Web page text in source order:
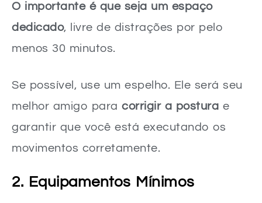
O importante é que seja um espaço
dedicado, livre de distrações por pelo
menos 30 minutos.
Se possível, use um espelho. Ele será seu
melhor amigo para corrigir a postura e
garantir que você está executando os
movimentos corretamente.
2. Equipamentos Mínimos